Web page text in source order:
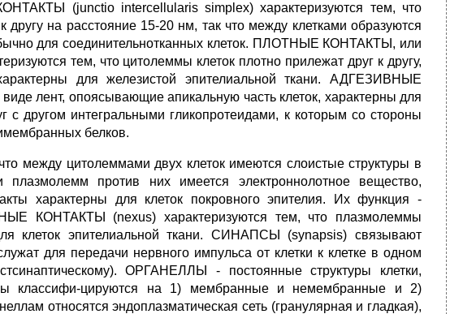
(junctio intercellularis simplex) характеризуются тем, что
на расстояние 15-20 нм, так что между клетками образуются
для соединительнотканных клеток. ПЛОТНЫЕ КОНТАКТЫ, или
тем, что цитолеммы клеток плотно прилежат друг к другу,
для железистой эпителиальной ткани. АДГЕЗИВНЫЕ
лент, опоясывающие апикальную часть клеток, характерны для
с другом интегральными гликопротеидами, к которым со стороны
белков.
между цитолеммами двух клеток имеются слоистые структуры в
против них имеется электроннолотное вещество,
характерны для клеток покровного эпителия. Их функция -
КОНТАКТЫ (nexus) характеризуются тем, что плазмолеммы
клеток эпителиальной ткани. СИНАПСЫ (synapsis) связывают
для передачи нервного импульса от клетки к клетке в одном
ОРГАНЕЛЛЫ - постоянные структуры клетки,
классифи-цируются на 1) мембранные и немембранные и 2)
относятся эндоплазматическая сеть (гранулярная и гладкая),